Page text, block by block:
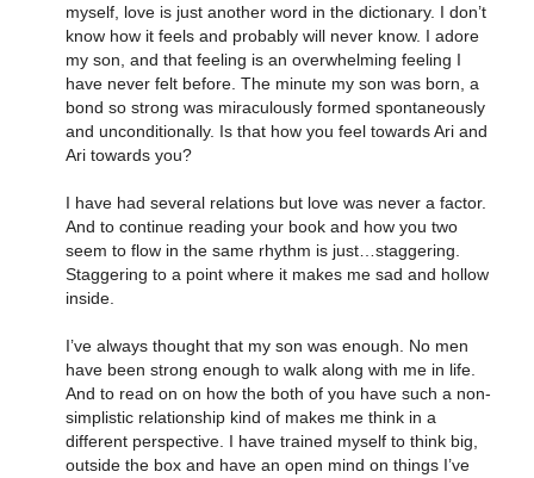
myself, love is just another word in the dictionary. I don’t
know how it feels and probably will never know. I adore
my son, and that feeling is an overwhelming feeling I
have never felt before. The minute my son was born, a
bond so strong was miraculously formed spontaneously
and unconditionally. Is that how you feel towards Ari and
Ari towards you?
I have had several relations but love was never a factor.
And to continue reading your book and how you two
seem to flow in the same rhythm is just…staggering.
Staggering to a point where it makes me sad and hollow
inside.
I’ve always thought that my son was enough. No men
have been strong enough to walk along with me in life.
And to read on on how the both of you have such a non-
simplistic relationship kind of makes me think in a
different perspective. I have trained myself to think big,
outside the box and have an open mind on things I’ve